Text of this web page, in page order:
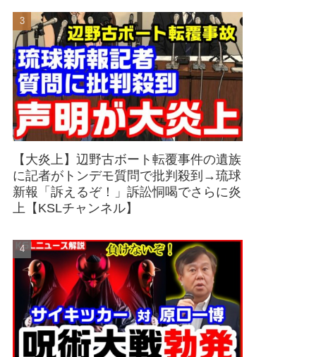
【大炎上】辺野古ボート転覆事件の遺族
に記者がトンデモ質問で批判殺到→琉球
新報「訴えるぞ！」訴訟恫喝でさらに炎
上【KSLチャンネル】